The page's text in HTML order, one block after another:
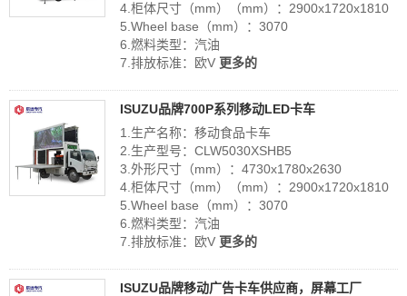
4.柜体尺寸（mm）（mm）：2900x1720x1810
5.Wheel base（mm）：3070
6.燃料类型：汽油
7.排放标准：欧V 更多的
ISUZU品牌700P系列移动LED卡车
1.生产名称：移动食品卡车
2.生产型号：CLW5030XSHB5
3.外形尺寸（mm）：4730x1780x2630
4.柜体尺寸（mm）（mm）：2900x1720x1810
5.Wheel base（mm）：3070
6.燃料类型：汽油
7.排放标准：欧V 更多的
ISUZU品牌移动广告卡车供应商，屏幕工厂